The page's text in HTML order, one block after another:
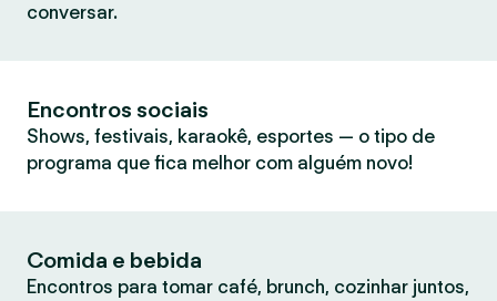
conversar.
Encontros sociais
Shows, festivais, karaokê, esportes — o tipo de
programa que fica melhor com alguém novo!
Comida e bebida
Encontros para tomar café, brunch, cozinhar juntos,